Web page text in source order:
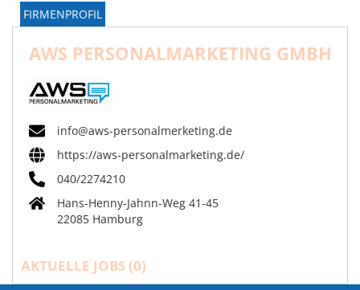
FIRMENPROFIL
AWS PERSONALMARKETING GMBH
info@aws-personalmerketing.de
https://aws-personalmarketing.de/
040/2274210
Hans-Henny-Jahnn-Weg 41-45
22085 Hamburg
AKTUELLE JOBS (0)